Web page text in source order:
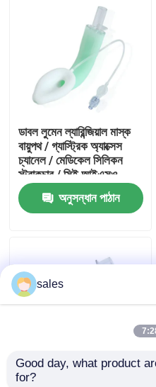
VR প্রদর্শন
কারখানা ভ্রমণ
মান নিয়ন্ত্রণ
উদ্ধৃতির জন্য আবেদন
ল্যারিঞ্জিয়াল মাস্ক এয়ারওয়ে
ডাবল লুমেন ল্যারিন্জিয়াল মাস্ক
বায়ুপথ / গ্যাস্ট্রিক অ্যাক্সেস
চ্যানেল / মেডিকেল সিলিকন
স্ট্রাকচার / সিই আইএসও
অনুসন্ধান পাঠান
শক্তিশালী স্বরযন্ত্র মাস্ক
sales
Good day, what product
for?